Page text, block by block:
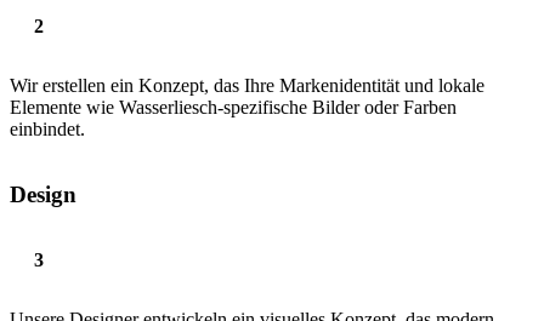
Wir erstellen ein Konzept, das Ihre Markenidentität und lokale
Elemente wie Wasserliesch-spezifische Bilder oder Farben
einbindet.
Design